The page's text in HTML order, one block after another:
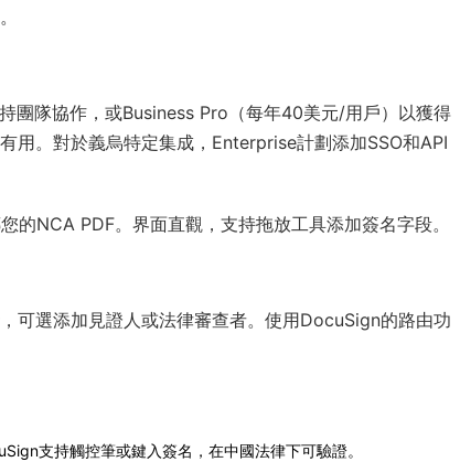
團隊協作，或Business Pro（每年40美元/用戶）以獲得
。對於義烏特定集成，Enterprise計劃添加SSO和API
NCA PDF。界面直觀，支持拖放工具添加簽名字段。
可選添加見證人或法律審查者。使用DocuSign的路由功
支持觸控筆或鍵入簽名，在中國法律下可驗證。